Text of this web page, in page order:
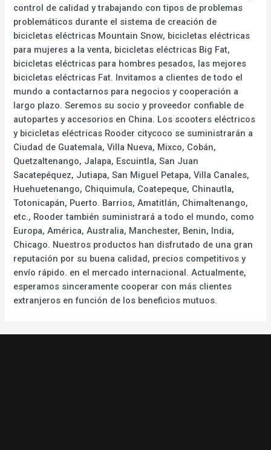
control de calidad y trabajando con tipos de problemas
problemáticos durante el sistema de creación de
bicicletas eléctricas Mountain Snow, bicicletas eléctricas
para mujeres a la venta, bicicletas eléctricas Big Fat,
bicicletas eléctricas para hombres pesados, las mejores
bicicletas eléctricas Fat. Invitamos a clientes de todo el
mundo a contactarnos para negocios y cooperación a
largo plazo. Seremos su socio y proveedor confiable de
autopartes y accesorios en China. Los scooters eléctricos
y bicicletas eléctricas Rooder citycoco se suministrarán a
Ciudad de Guatemala, Villa Nueva, Mixco, Cobán,
Quetzaltenango, Jalapa, Escuintla, San Juan
Sacatepéquez, Jutiapa, San Miguel Petapa, Villa Canales,
Huehuetenango, Chiquimula, Coatepeque, Chinautla,
Totonicapán, Puerto. Barrios, Amatitlán, Chimaltenango,
etc., Rooder también suministrará a todo el mundo, como
Europa, América, Australia, Manchester, Benin, India,
Chicago. Nuestros productos han disfrutado de una gran
reputación por su buena calidad, precios competitivos y
envío rápido. en el mercado internacional. Actualmente,
esperamos sinceramente cooperar con más clientes
extranjeros en función de los beneficios mutuos.